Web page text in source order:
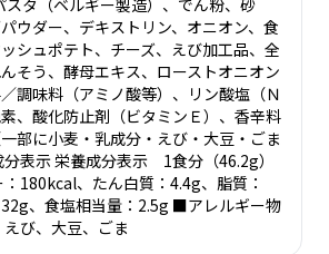
タ（ベルギー製造）、でん粉、砂
ウダー、デキストリン、オニオン、食
シュポテト、チーズ、えび加工品、全
そう、酵母エキス、ローストオニオン
調味料（アミノ酸等）、リン酸塩（Ｎ
、酸化防止剤（ビタミンＥ）、香辛料
部に小麦・乳成分・えび・大豆・ごま
表示 栄養成分表示 1食分（46.2g）
180kcal、たん白質：4.4g、脂質：
、食塩相当量：2.5g ■アレルギー物
び、大豆、ごま